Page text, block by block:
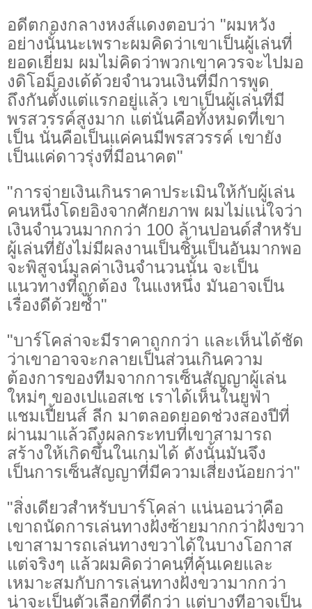
อดีตกองกลางหงส์แดงตอบว่า "ผมหวัง
อย่างนั้นนะเพราะผมคิดว่าเขาเป็นผู้เล่นที่
ยอดเยี่ยม ผมไม่คิดว่าพวกเขาควรจะไปมอ
งดิโอม็องเด้ด้วยจำนวนเงินที่มีการพูด
ถึงกันตั้งแต่แรกอยู่แล้ว เขาเป็นผู้เล่นที่มี
พรสวรรค์สูงมาก แต่นั่นคือทั้งหมดที่เขา
เป็น นั่นคือเป็นแค่คนมีพรสวรรค์ เขายัง
เป็นแค่ดาวรุ่งที่มีอนาคต"
"การจ่ายเงินเกินราคาประเมินให้กับผู้เล่น
คนหนึ่งโดยอิงจากศักยภาพ ผมไม่แน่ใจว่า
เงินจำนวนมากกว่า 100 ล้านปอนด์สำหรับ
ผู้เล่นที่ยังไม่มีผลงานเป็นชิ้นเป็นอันมากพอ
จะพิสูจน์มูลค่าเงินจำนวนนั้น จะเป็น
แนวทางที่ถูกต้อง ในแงหนึ่ง มันอาจเป็น
เรื่องดีด้วยซ้ำ"
"บาร์โคล่าจะมีราคาถูกกว่า และเห็นได้ชัด
ว่าเขาอาจจะกลายเป็นส่วนเกินความ
ต้องการของทีมจากการเซ็นสัญญาผู้เล่น
ใหม่ๆ ของเปแอสเช เราได้เห็นในยูฟ่า
แชมเปี้ยนส์ ลีก มาตลอดยอดช่วงสองปีที่
ผ่านมาแล้วถึงผลกระทบที่เขาสามารถ
สร้างให้เกิดขึ้นในเกมได้ ดังนั้นมันจึง
เป็นการเซ็นสัญญาที่มีความเสี่ยงน้อยกว่า"
"สิ่งเดียวสำหรับบาร์โคล่า แน่นอนว่าคือ
เขาถนัดการเล่นทางฝั่งซ้ายมากกว่าฝั่งขวา
เขาสามารถเล่นทางขวาได้ในบางโอกาส
แต่จริงๆ แล้วผมคิดว่าคนที่คุ้นเคยและ
เหมาะสมกับการเล่นทางฝั่งขวามากกว่า
น่าจะเป็นตัวเลือกที่ดีกว่า แต่บางทีอาจเป็น